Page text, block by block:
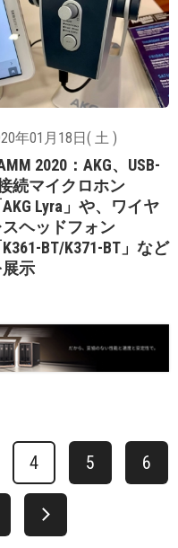
年01月18日( 土 )
2020：AKG、USB-
続マイクロホン
AKG Lyra」や、ワイヤ
スヘッドフォン
K361-BT/K371-BT」など
展示
4 5 6